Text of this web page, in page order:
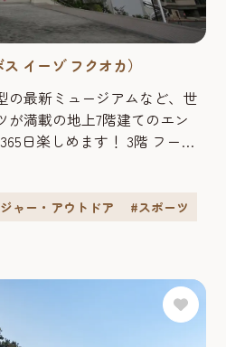
イーゾ フクオカ）
の最新ミュージアムなど、世
満載の地上7階建てのエン
日楽しめます！ 3階 フード
数テナントによるフード
初上陸」「九州初上陸」「有
新しい＆美味しい”が詰まっ
ャー・アウトドア
#スポーツ